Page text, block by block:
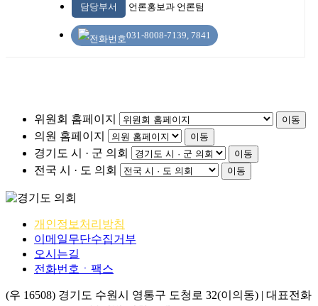
담당부서 언론홍보과 언론팀
031-8008-7139, 7841
위원회 홈페이지 이동
의원 홈페이지 이동
경기도 시 · 군 의회 이동
전국 시 · 도 의회 이동
개인정보처리방침
이메일무단수집거부
오시는길
전화번호ㆍ팩스
(우 16508) 경기도 수원시 영통구 도청로 32(이의동) | 대표전화